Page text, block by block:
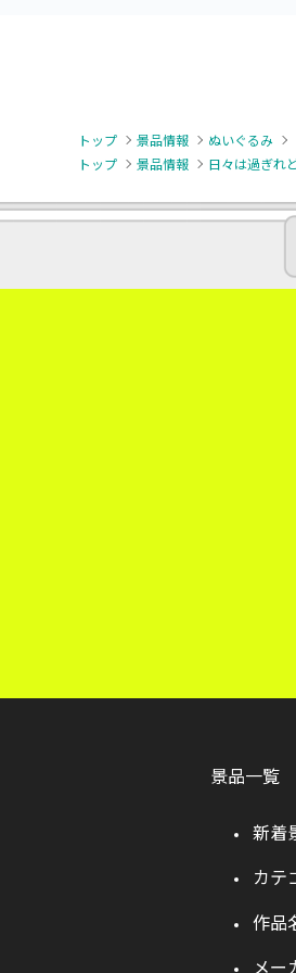
トップ 景品情報 ぬいぐるみ
トップ
景品情報 日々は過ぎれ
景品一覧
新着
カテ
作品
メー